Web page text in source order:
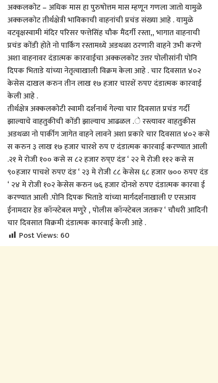
अक्कलकोट – अधिक मास हा पुरुषोत्तम मास म्हणून गणला जातो यामुळे
अक्कलकोट तीर्थक्षेत्री भाविकाची वाहनांची प्रचंड संख्या आहे . यामुळे
वटवृक्षस्वामी मंदिर परिसर फत्तेसिंह चौक मैंदर्गी रस्ता,, भागात वाहनाची
प्रचंड कोंडी होते नो पार्किग रस्तामध्ये अडथळा ठरणारी वाहने उभी करणे
अशा वाहनावर दंडात्मक कारवाईचा अक्कलकोट उत्तर पोलीसांनी पोनि
दिपक भिताडे यांच्या नेतृत्वाखाली विक्रम केला आहे . चार दिवसात ४०२
केसेस दाखल करुन तीन लाख १७ हजार चारशें रुपए दंडात्मक कारवाई
केली आहे .
तीर्थक्षेत्र अक्कलकोटी स्वामी दर्शनार्थ गेल्या चार दिवसात प्रचंड गर्दी
झाल्याचे वाहतुकीची कोंडी झाल्याच आढळल .े रस्त्यावर वाहतुकीस
अडथळा नो पार्कीग जागेत वाहने लावने अशा प्रकारे चार दिवसात ४०२ कसे
स करुन ३ लाख १७ हजार चारशे रुप ए दंडात्मक कारवाई करण्यात आली
.२१ मे रोजी १०० कसे स ८२ हजार रुप्ए दंड ‘ २२ मे रोजी ११२ कसे स
९०हजार पाचशे रुपए दंड ‘ २३ मे रोजी ८८ केसेस ६८ हजार ७०० रुपए दंड
‘ २४ मे रोजी १०२ केसेस करुन ७६ हजार दोनशे रुपए दंडात्मक कारवा ई
करण्यात आली .पोनि दिपक भिताडे यांच्या मार्गदर्शनाखाली ए एसआय
ईनामदार हेड कॉन्स्टेबल मणुरे , पोलीस कॉन्स्टेबल जतकर ‘ चौधरी आदिनी
चार दिवसात विक्रमी दंडात्मक कारवाई केली आहे .
Post Views: 60